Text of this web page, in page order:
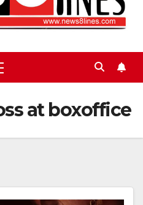
at boxoffice